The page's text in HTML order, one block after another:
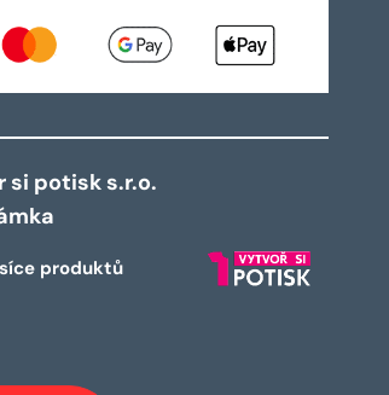
potisk s.r.o.
produktů